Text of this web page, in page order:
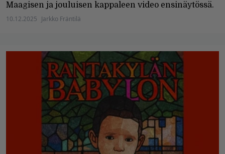
Maagisen ja jouluisen kappaleen video ensinäytössä.
10.12.2025 Jarkko Fräntilä